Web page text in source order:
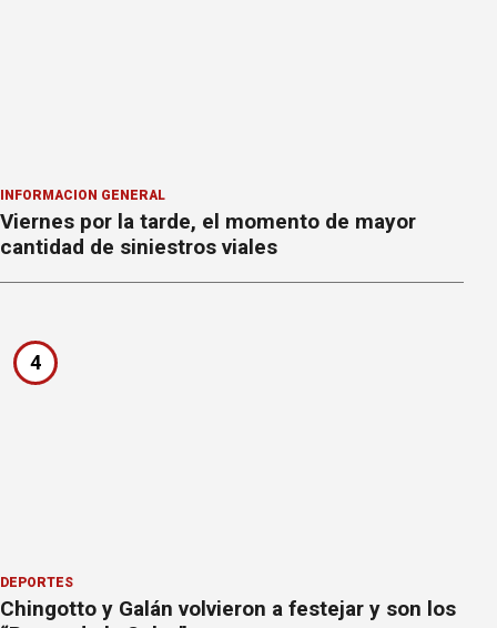
INFORMACION GENERAL
Viernes por la tarde, el momento de mayor
cantidad de siniestros viales
4
DEPORTES
Chingotto y Galán volvieron a festejar y son los